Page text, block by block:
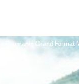
La Roumanie Grand